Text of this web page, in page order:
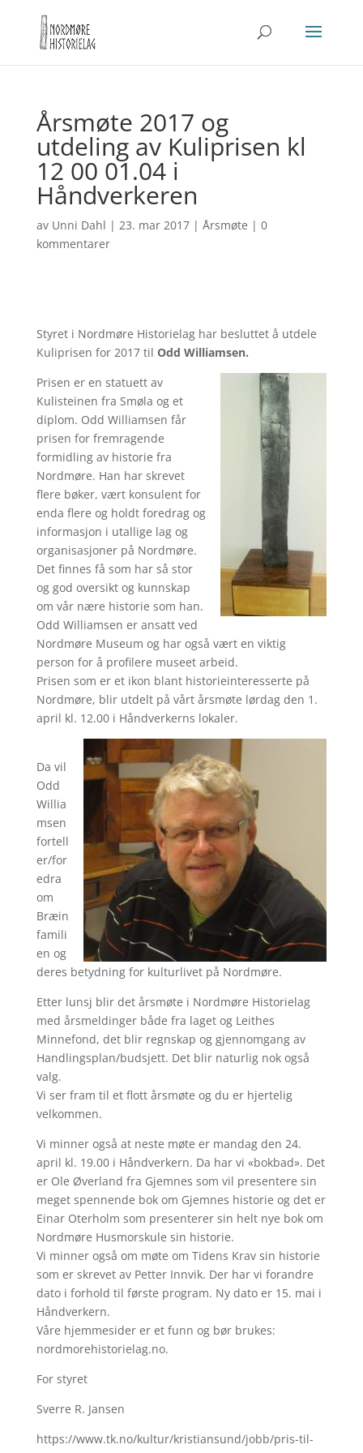
Årsmøte 2017 og
utdeling av Kuliprisen kl
12 00 01.04 i
Håndverkeren
av Unni Dahl | 23. mar 2017| Årsmøte | 0
kommentarer
Styret i Nordmøre Historielag har besluttet å utdele
Kuliprisen for 2017 til Odd Williamsen.
Prisen er en statuett av
Kulisteinen fra Smøla og et
diplom. Odd Williamsen får
prisen for fremragende
formidling av historie fra
Nordmøre. Han har skrevet
flere bøker, vært konsulent for
enda flere og holdt foredrag og
informasjon i utallige lag og
organisasjoner på Nordmøre.
Det finnes få som har så stor
og god oversikt og kunnskap
om vår nære historie som han.
Odd Williamsen er ansatt ved
Nordmøre Museum og har også vært en viktig
person for å profilere museet arbeid.
Prisen som er et ikon blant historieinteresserte på
Nordmøre, blir utdelt på vårt årsmøte lørdag den 1.
april kl. 12.00 i Håndverkerns lokaler.
Da vil
Odd
Willia
msen
fortell
er/for
edra
om
Bræin
famili
en og
deres betydning for kulturlivet på Nordmøre.
Etter lunsj blir det årsmøte i Nordmøre Historielag
med årsmeldinger både fra laget og Leithes
Minnefond, det blir regnskap og gjennomgang av
Handlingsplan/budsjett. Det blir naturlig nok også
valg.
Vi ser fram til et flott årsmøte og du er hjertelig
velkommen.
Vi minner også at neste møte er mandag den 24.
april kl. 19.00 i Håndverkern. Da har vi «bokbad». Det
er Ole Øverland fra Gjemnes som vil presentere sin
meget spennende bok om Gjemnes historie og det er
Einar Oterholm som presenterer sin helt nye bok om
Nordmøre Husmorskule sin historie.
Vi minner også om møte om Tidens Krav sin historie
som er skrevet av Petter Innvik. Der har vi forandre
dato i forhold til første program. Ny dato er 15. mai i
Håndverkern.
Våre hjemmesider er et funn og bør brukes:
nordmorehistorielag.no.
For styret
Sverre R. Jansen
https://www.tk.no/kultur/kristiansund/jobb/pris-til-